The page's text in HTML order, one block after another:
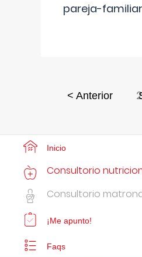
pareja-
< Anterior 2
Inicio
Consultorio
Consultorio
¡Me apunto!
Faqs